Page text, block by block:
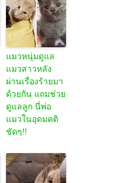
แมวหนุ่มดูแล
แมวสาวหลัง
ผ่านเรื่องร้ายมา
ด้วยกัน แถมช่วย
ดูแลลูก นี่พ่อ
แมวในอุดมคติ
ชัดๆ!!